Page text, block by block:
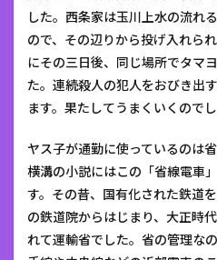
した。西条家は玉川上水の流れ
ので、その辺りから投げ入れら
にその三日後、同じ場所でタマ
た。連続殺人の犯人をおびき出
ます。果たしてうまくいくのでし
ヤス子が通勤に使っているのは
横溝の小説にはこの「省線電車
す。その昔、国有化された鉄道
の鉄道院からはじまり、大正時
れて運輸省でした。省の管理な